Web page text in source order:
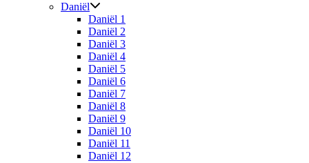
Daniël
Daniël 1
Daniël 2
Daniël 3
Daniël 4
Daniël 5
Daniël 6
Daniël 7
Daniël 8
Daniël 9
Daniël 10
Daniël 11
Daniël 12